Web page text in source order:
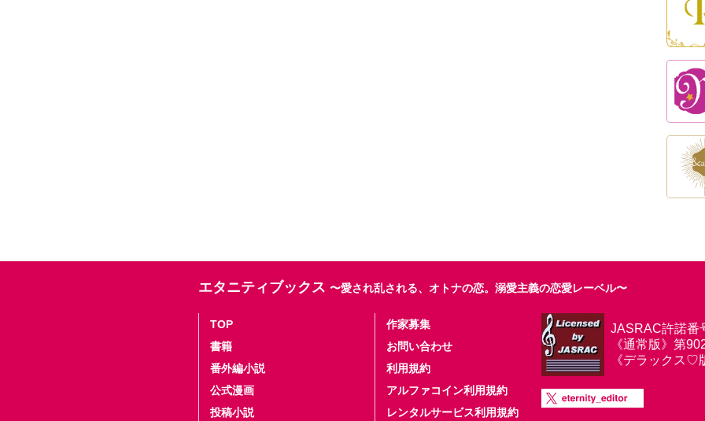
エタニティブックス 〜愛され乱される、オトナの恋。溺愛主義の恋愛レーベル〜
TOP
書籍
番外編小説
公式漫画
投稿小説
作家募集
お問い合わせ
利用規約
アルファコイン利用規約
レンタルサービス利用規約
JASRAC許諾番
《通常版》第
《デラックス♡